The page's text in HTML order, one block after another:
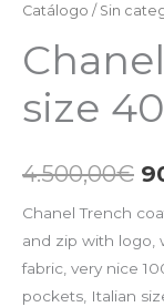
Catálogo / Sin
size
4.500,00€
Chanel Trench
and zip with logo,
fabric, very nice
pockets, Italian